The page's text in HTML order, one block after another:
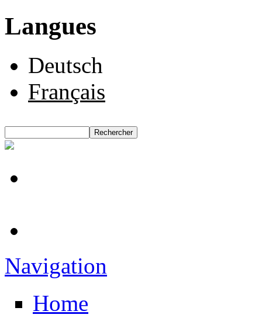
Langues
Deutsch
Français
Formulaire de recherche
Navigation
Home